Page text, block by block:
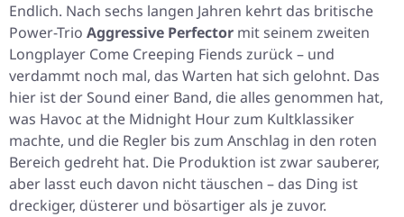
Endlich. Nach sechs langen Jahren kehrt das britische
Power-Trio Aggressive Perfector mit seinem zweiten
Longplayer Come Creeping Fiends zurück – und
verdammt noch mal, das Warten hat sich gelohnt. Das
hier ist der Sound einer Band, die alles genommen hat,
was Havoc at the Midnight Hourzum Kultklassiker
machte, und die Regler bis zum Anschlag in den roten
Bereich gedreht hat. Die Produktion ist zwar sauberer,
aber lasst euch davon nicht täuschen – das Ding ist
dreckiger, düsterer und bösartiger als je zuvor.